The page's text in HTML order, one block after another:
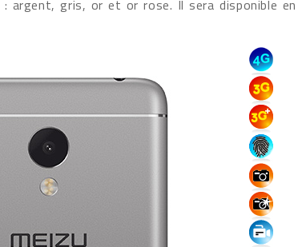
argent, gris, or et or rose. Il sera disponible en